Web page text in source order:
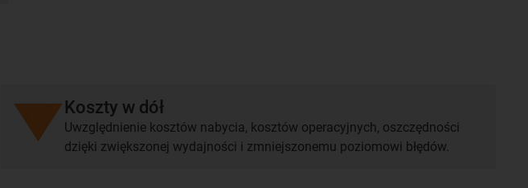
Koszty w dół
Uwzględnienie kosztów nabycia, kosztów operacyjnych, oszczędności
dzięki zwiększonej wydajności i zmniejszonemu poziomowi błędów.